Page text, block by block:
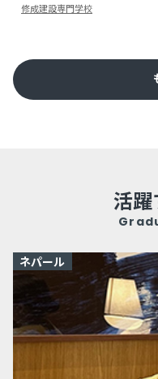
修成建設専門学校
活
ネパール